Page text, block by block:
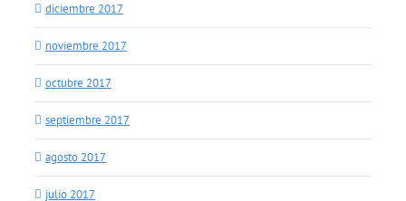
diciembre 2017
noviembre 2017
octubre 2017
septiembre 2017
agosto 2017
julio 2017